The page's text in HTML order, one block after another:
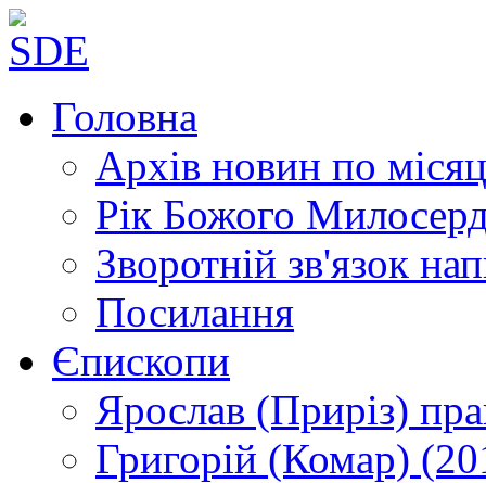
Головна
Архів новин по
Рік Божого
Зворотній зв'язок
Посилання
Єпископи
Ярослав (Приріз)
Григорій (Комар)